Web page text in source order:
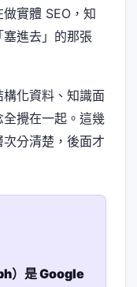
實體 SEO，知
進去」的那張
化資料、知識面
攪在一起。這幾
分清楚，後面才
）是 Google